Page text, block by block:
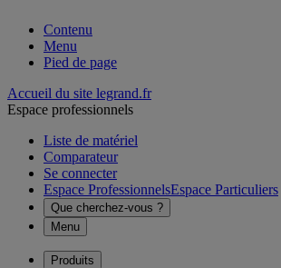
Contenu
Menu
Pied de page
Accueil du site legrand.fr
Espace professionnels
Liste de matériel
Comparateur
Se connecter
Espace ProfessionnelsEspace Particuliers
Que cherchez-vous ?
Menu
Produits